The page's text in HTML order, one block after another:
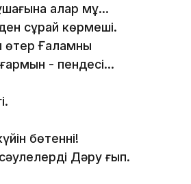
алар мұң...
сұрай көрмеші.
өтер Ғаламның
- пендесі...
бөтеннің!
Дәру ғып.